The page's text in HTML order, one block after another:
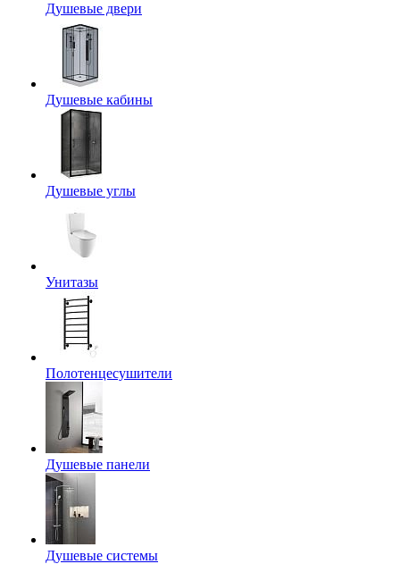
Душевые двери
Душевые кабины
Душевые углы
Унитазы
Полотенцесушители
Душевые панели
Душевые системы